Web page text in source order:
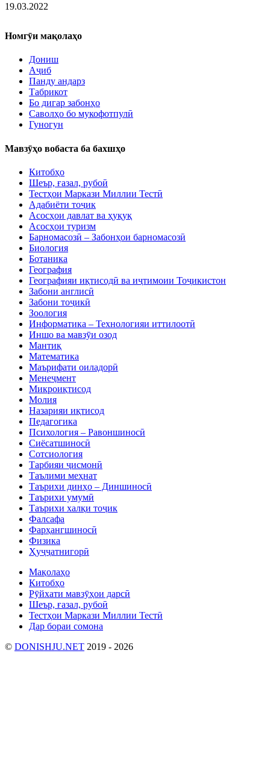
19.03.2022
Номгӯи мақолаҳо
Дониш
Аҷиб
Панду андарз
Табрикот
Бо дигар забонҳо
Саволҳо бо мукофотпулӣ
Гуногун
Мавзӯҳо вобаста ба бахшҳо
Китобҳо
Шеър, ғазал, рубоӣ
Тестҳои Маркази Миллии Тестӣ
Адабиёти тоҷик
Асосҳои давлат ва ҳуқуқ
Асосҳои туризм
Барномасозӣ – Забонҳои барномасозӣ
Биология
Ботаника
География
Географияи иқтисодӣ ва иҷтимоии Тоҷикистон
Забони англисӣ
Забони тоҷикӣ
Зоология
Информатика – Технологияи иттилоотӣ
Иншо ва мавзӯи озод
Мантиқ
Математика
Маърифати оиладорӣ
Менеҷмент
Микроиқтисод
Молия
Назарияи иқтисод
Педагогика
Психология – Равоншиносӣ
Сиёсатшиносӣ
Сотсиология
Тарбияи ҷисмонӣ
Таълими меҳнат
Таърихи динҳо – Диншиносӣ
Таърихи умумӣ
Таърихи халқи тоҷик
Фалсафа
Фарҳангшиносӣ
Физика
Ҳуҷҷатнигорӣ
Мақолаҳо
Китобҳо
Рӯйхати мавзӯҳои дарсӣ
Шеър, ғазал, рубоӣ
Тестҳои Маркази Миллии Тестӣ
Дар бораи сомона
© DONISHJU.NET 2019 - 2026